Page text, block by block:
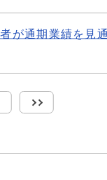
が通期業績を見
最後